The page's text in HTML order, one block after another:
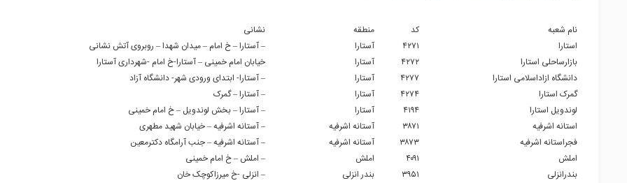
نام شعبه کد منطقه
نشانى
استارا
۴۲۷۱ آستارا
– آستارا – خ امام – میدان شهدا – روبروی آتش نشانی
بازارساحلی استارا
۴۲۷۲ آستارا
خیابان امام خمینی – آستارا-خ امام -شهرداری آستارا
دانشگاه ازاداسلامی استارا
۴۲۷۷ آستارا
– آستارا- ابتدای ورودی شهر- دانشگاه آزاد
گمرک استارا
۴۲۷۴ آستارا
– آستارا – گمرک
لوندویل استارا
۴۱۹۴ آستارا
– آستارا – بخش لوندویل – خ امام خمینی
استانه اشرفیه
۳۸۷۱ آستانه اشرفیه
– آستانه اشرفیه – خیابان شهید مطهری
فجراستانه اشرفیه
۳۸۷۳ آستانه اشرفیه
– آستانه اشرفیه – جنب آرامگاه دکترمعین
املش
۴۰۹۱ املش
– املش – خ امام خمینی
بندرانزلی
۳۹۵۱ بندر انزلی
– انزلی -خ میرزاکوچک خان